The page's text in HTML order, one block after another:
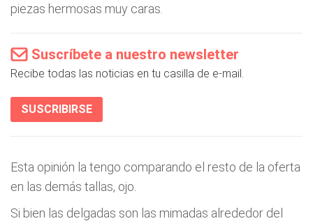
piezas hermosas muy caras.
Suscríbete a nuestro newsletter
Recibe todas las noticias en tu casilla de e-mail.
SUSCRIBIRSE
Esta opinión la tengo comparando el resto de la oferta
en las demás tallas, ojo.
Si bien las delgadas son las mimadas alrededor del